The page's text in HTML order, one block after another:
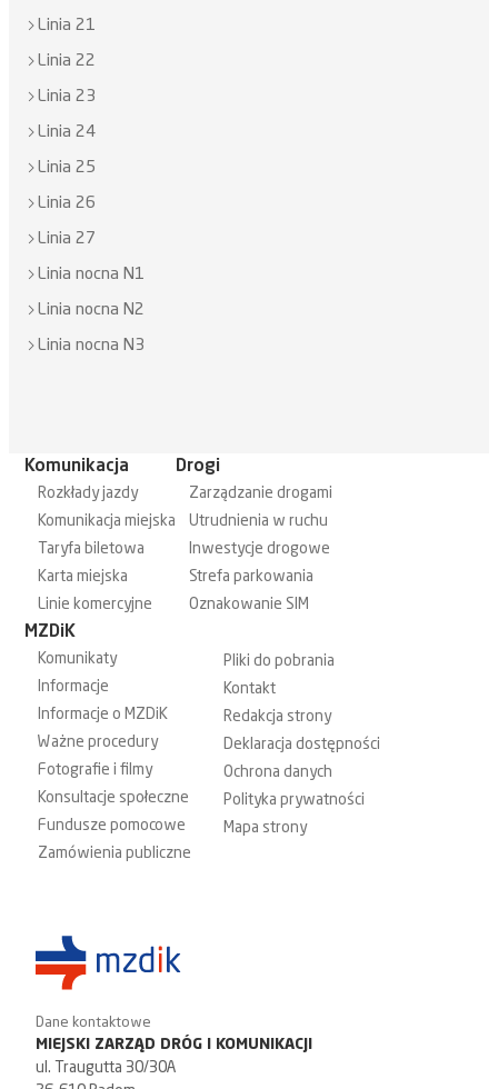
Linia 21
Linia 22
Linia 23
Linia 24
Linia 25
Linia 26
Linia 27
Linia nocna N1
Linia nocna N2
Linia nocna N3
Komunikacja
Rozkłady jazdy
Komunikacja miejska
Taryfa biletowa
Karta miejska
Linie komercyjne
Drogi
Zarządzanie drogami
Utrudnienia w ruchu
Inwestycje drogowe
Strefa parkowania
Oznakowanie SIM
MZDiK
Komunikaty
Informacje
Informacje o MZDiK
Ważne procedury
Fotografie i filmy
Konsultacje społeczne
Fundusze pomocowe
Zamówienia publiczne
Pliki do pobrania
Kontakt
Redakcja strony
Deklaracja dostępności
Ochrona danych
Polityka prywatności
Mapa strony
Dane kontaktowe
MIEJSKI ZARZĄD DRÓG I KOMUNIKACJI
ul. Traugutta 30/30A